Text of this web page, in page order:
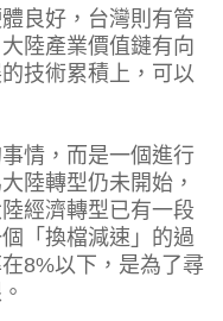
良好，台灣則有管
陸產業價值鏈有向
技術累積上，可以
情，而是一個進行
陸轉型仍未開始，
經濟轉型已有一段
「換檔減速」的過
8%以下，是為了尋